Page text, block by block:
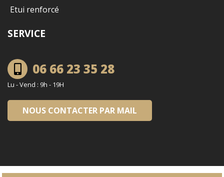
Etui renforcé
SERVICE
06 66 23 35 28
Lu - Vend : 9h - 19H
NOUS CONTACTER PAR MAIL